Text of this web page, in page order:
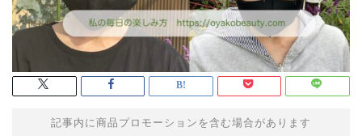
記事内に商品プロモーションを含む場合があります